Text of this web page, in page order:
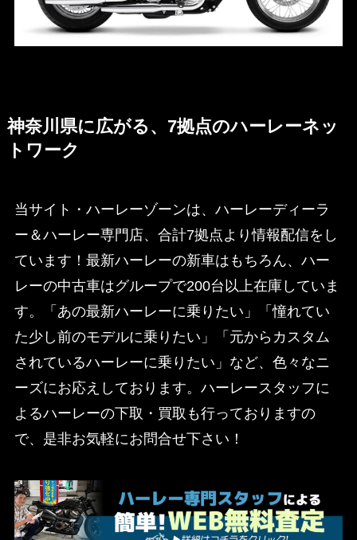
神奈川県に広がる、7拠点のハーレーネッ
トワーク
当サイト・ハーレーゾーンは、ハーレーディーラ
ー＆ハーレー専門店、合計7拠点より情報配信をし
ています！最新ハーレーの新車はもちろん、ハー
レーの中古車はグループで200台以上在庫していま
す。「あの最新ハーレーに乗りたい」「憧れてい
た少し前のモデルに乗りたい」「元からカスタム
されているハーレーに乗りたい」など、色々なニ
ーズにお応えしております。ハーレースタッフに
よるハーレーの下取・買取も行っておりますの
で、是非お気軽にお問合せ下さい！